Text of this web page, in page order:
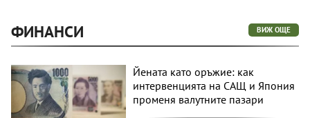
ФИНАНСИ ВИЖ ОЩЕ
Йената като оръжие: как
интервенцията на САЩ и Япония
променя валутните пазари